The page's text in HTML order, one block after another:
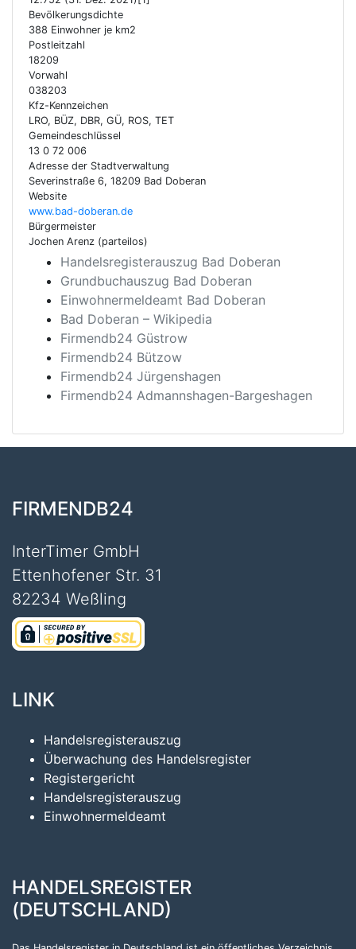
Bevölkerungsdichte
388 Einwohner je km2
Postleitzahl
18209
Vorwahl
038203
Kfz-Kennzeichen
LRO, BÜZ, DBR, GÜ, ROS, TET
Gemeindeschlüssel
13 0 72 006
Adresse der Stadtverwaltung
Severinstraße 6, 18209 Bad Doberan
Website
www.bad-doberan.de
Bürgermeister
Jochen Arenz (parteilos)
Handelsregisterauszug Bad Doberan
Grundbuchauszug Bad Doberan
Einwohnermeldeamt Bad Doberan
Bad Doberan – Wikipedia
Firmendb24 Güstrow
Firmendb24 Bützow
Firmendb24 Jürgenshagen
Firmendb24 Admannshagen-Bargeshagen
FIRMENDB24
InterTimer GmbH
Ettenhofener Str. 31
82234 Weßling
LINK
Handelsregisterauszug
Überwachung des Handelsregister
Registergericht
Handelsregisterauszug
Einwohnermeldeamt
HANDELSREGISTER
(DEUTSCHLAND)